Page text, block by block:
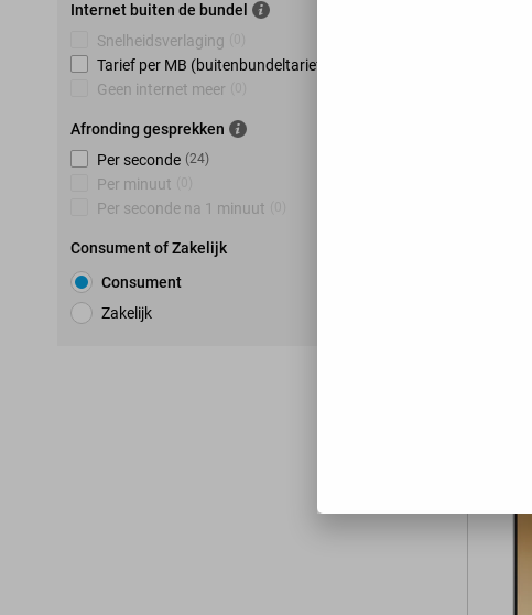
Internet buiten de bundel
Snelheidsverlaging
Tarief per MB (buitenbundeltarief)
Geen internet meer
Afronding gesprekken
Per seconde (24)
Per minuut
Per seconde na 1 minuut
Consument of Zakelijk
Consument
Zakelijk